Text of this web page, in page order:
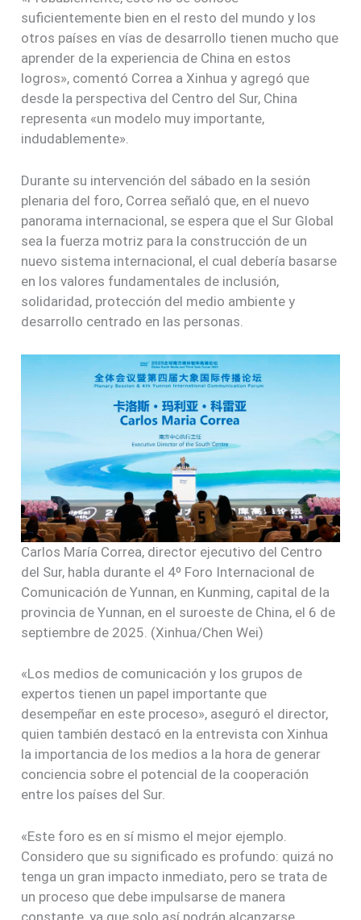
suficientemente bien en el resto del mundo y los
otros países en vías de desarrollo tienen mucho que
aprender de la experiencia de China en estos
logros», comentó Correa a Xinhua y agregó que
desde la perspectiva del Centro del Sur, China
representa «un modelo muy importante,
indudablemente».
Durante su intervención del sábado en la sesión
plenaria del foro, Correa señaló que, en el nuevo
panorama internacional, se espera que el Sur Global
sea la fuerza motriz para la construcción de un
nuevo sistema internacional, el cual debería basarse
en los valores fundamentales de inclusión,
solidaridad, protección del medio ambiente y
desarrollo centrado en las personas.
Carlos María Correa, director ejecutivo del Centro
del Sur, habla durante el 4º Foro Internacional de
Comunicación de Yunnan, en Kunming, capital de la
provincia de Yunnan, en el suroeste de China, el 6 de
septiembre de 2025. (Xinhua/Chen Wei)
«Los medios de comunicación y los grupos de
expertos tienen un papel importante que
desempeñar en este proceso», aseguró el director,
quien también destacó en la entrevista con Xinhua
la importancia de los medios a la hora de generar
conciencia sobre el potencial de la cooperación
entre los países del Sur.
«Este foro es en sí mismo el mejor ejemplo.
Considero que su significado es profundo: quizá no
tenga un gran impacto inmediato, pero se trata de
un proceso que debe impulsarse de manera
constante, ya que solo así podrán alcanzarse